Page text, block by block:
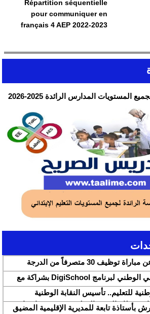
Répartition séquentielle
pour communiquer en
français 4 AEP 2022-2023
المدارس الرائدة 2025-2026
عاجــــــــل | الإعلان عن مباراة توظيف 30 متصرفاً من الدرجة
انطلاق المخيم التدريبي الوطني لبرنامج DigiSchool بشراكة مع
للتعليم.. تأسيس النقابة الوطنية
للمتصرفين والمتصرفات بقطاع التربية الوطنية SNASE وانتخاب
تابعة للمديرية الإقليمية المضيق